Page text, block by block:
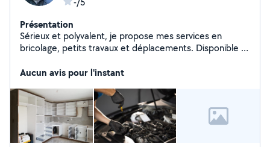
Présentation
Sérieux et polyvalent, je propose mes services en
bricolage, petits travaux et déplacements. Disponible et
Aucun avis pour l'instant